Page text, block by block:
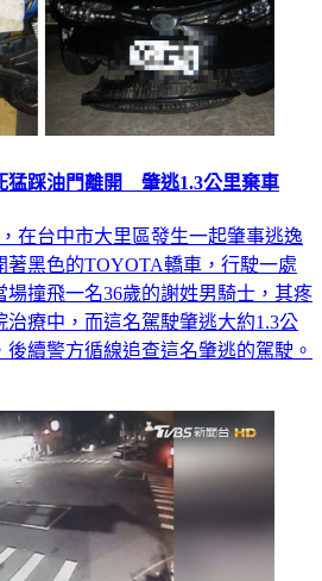
猛踩油門離開 肇逃1.3公里棄車
在台中市大里區發生一起肇事逃逸
著黑色的TOYOTA轎車，行駛一處
場撞飛一名36歲的謝姓男騎士，其疼
療中，而這名駕駛肇逃大約1.3公
續警方循線追查這名肇逃的駕駛。